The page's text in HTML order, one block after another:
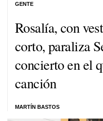
Rosalía, con
corto, paraliza
concierto en el
canción
MARTÍN BASTOS
GENTE